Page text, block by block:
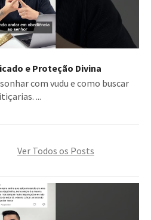
e Proteção Divina
com vudu e como buscar
...
Ver Todos os Posts